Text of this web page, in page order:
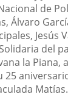
de
Álvaro
Jesús
del
la Piana,
Matías.